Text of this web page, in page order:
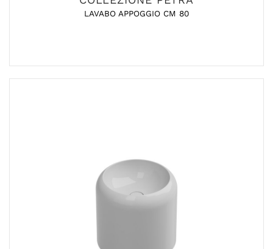
LAVABO APPOGGIO CM 80